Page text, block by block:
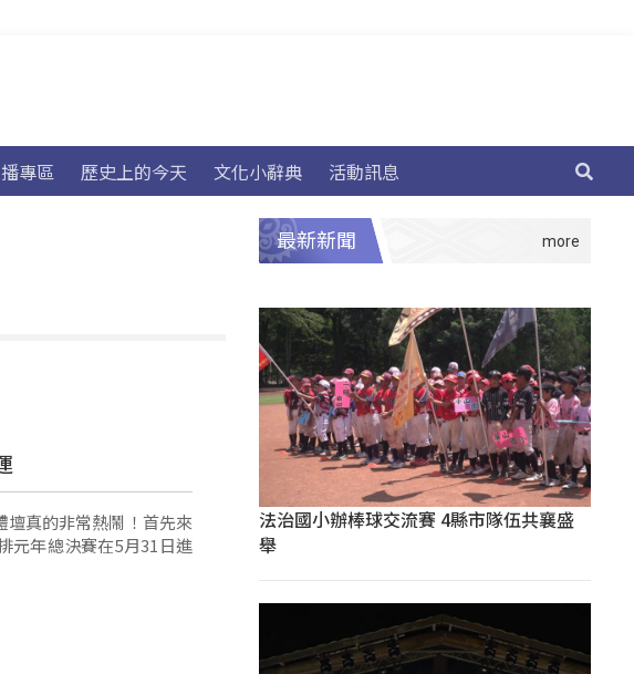
專區 歷史上的今天 文化小辭典 活動訊息
元年總決賽在5月31日進
最新新聞
法治國小辦棒球交流賽 4縣市隊伍共襄盛
舉